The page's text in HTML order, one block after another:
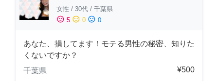
女性 / 30代 / 千葉県
sentiment_satisfied 5 sentiment_neutral 0 sentiment_dissatisfied 0
あなた、損してます！モテる男性の秘密、知りた
くないですか？
千葉県
¥500